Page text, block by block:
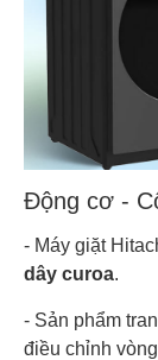
Động cơ -
- Máy giặt
dây curoa.
- Sản phẩm
điều chỉnh